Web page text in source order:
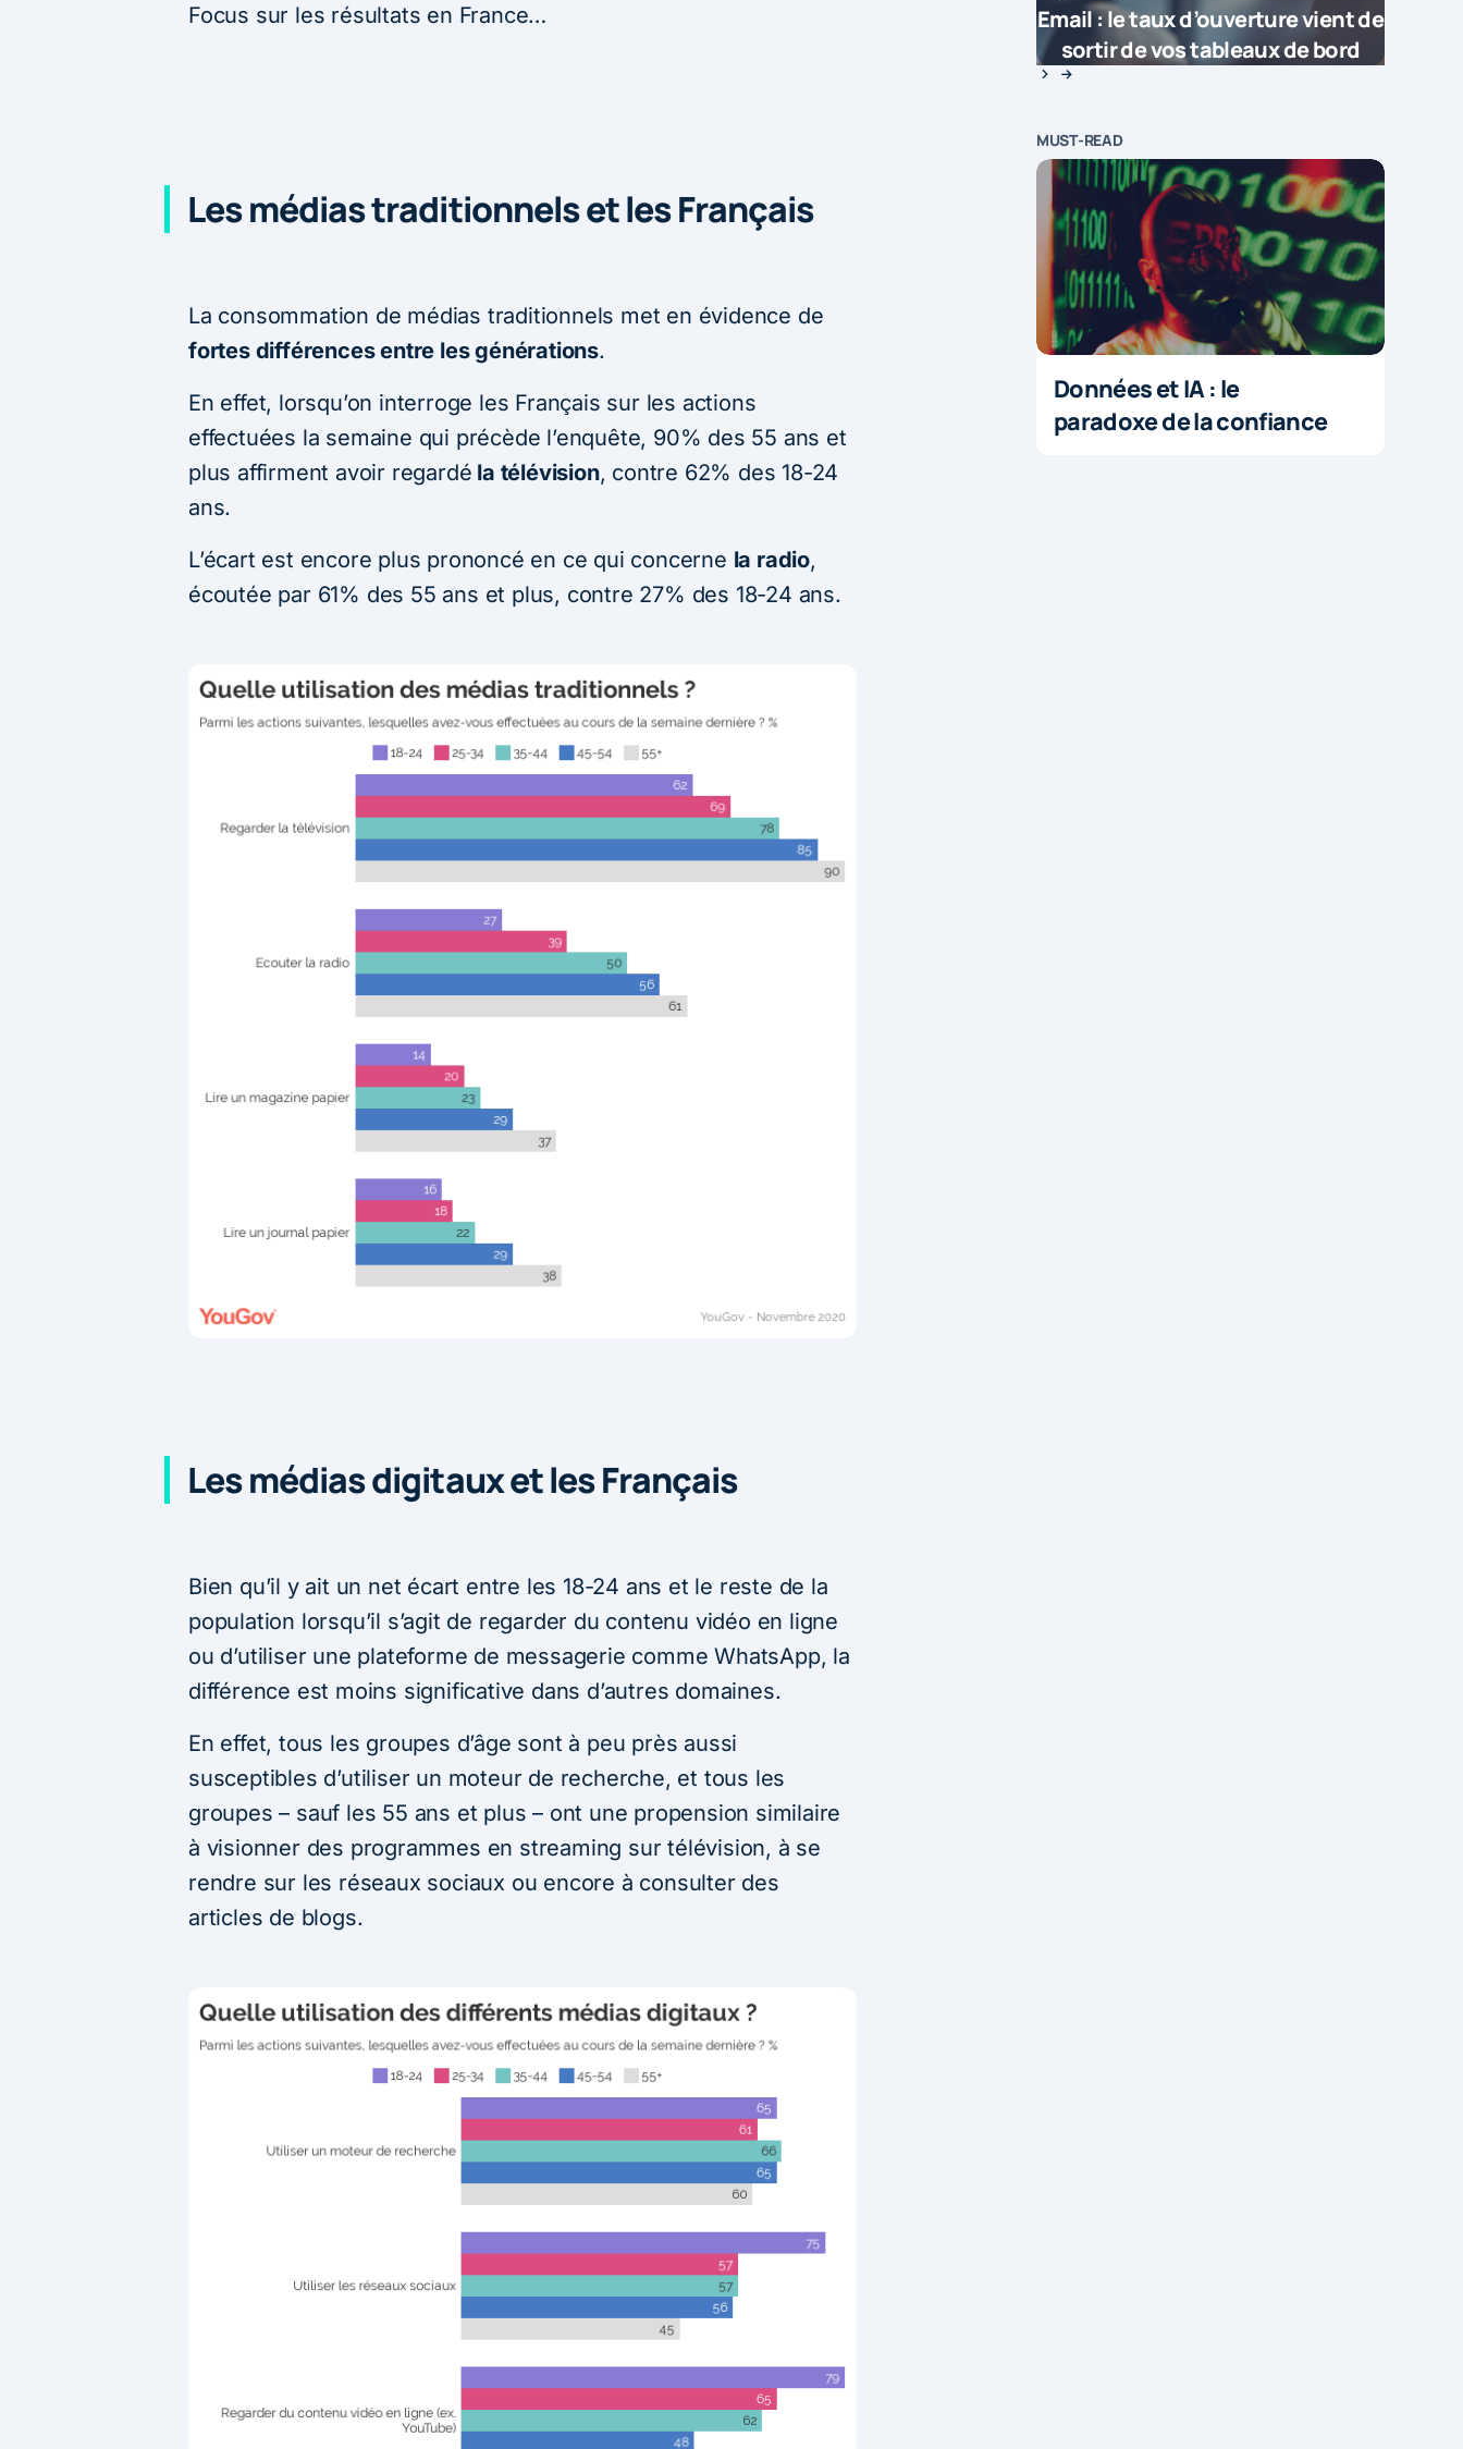
Focus sur les résultats en France…
Les médias traditionnels et les Français
La consommation de médias traditionnels met en évidence de
fortes différences entre les générations.
En effet, lorsqu’on interroge les Français sur les actions
effectuées la semaine qui précède l’enquête, 90% des 55 ans et
plus affirment avoir regardé la télévision, contre 62% des 18-24
ans.
L’écart est encore plus prononcé en ce qui concerne la radio,
écoutée par 61% des 55 ans et plus, contre 27% des 18-24 ans.
Les médias digitaux et les Français
Bien qu’il y ait un net écart entre les 18-24 ans et le reste de la
population lorsqu’il s’agit de regarder du contenu vidéo en ligne
ou d’utiliser une plateforme de messagerie comme WhatsApp, la
différence est moins significative dans d’autres domaines.
En effet, tous les groupes d’âge sont à peu près aussi
susceptibles d’utiliser un moteur de recherche, et tous les
groupes – sauf les 55 ans et plus – ont une propension similaire
à visionner des programmes en streaming sur télévision, à se
rendre sur les réseaux sociaux ou encore à consulter des
articles de blogs.
Email : le taux d’ouverture vient de
sortir de vos tableaux de bord
MUST-READ
Données et IA : le
paradoxe de la confiance